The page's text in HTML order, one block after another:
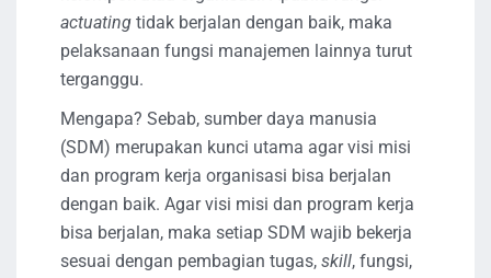
actuating tidak berjalan dengan baik, maka
pelaksanaan fungsi manajemen lainnya turut
terganggu.
Mengapa? Sebab, sumber daya manusia
(SDM) merupakan kunci utama agar visi misi
dan program kerja organisasi bisa berjalan
dengan baik. Agar visi misi dan program kerja
bisa berjalan, maka setiap SDM wajib bekerja
sesuai dengan pembagian tugas, skill, fungsi,